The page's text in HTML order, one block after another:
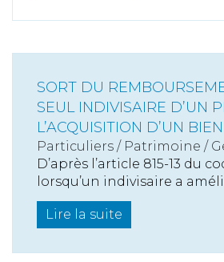
SORT DU
SEUL INDIVISAIRE D’UN
L’ACQUISITION D’UN
Particuliers / Patrimoine /
D’après l’article 815-13 du
lorsqu’un indivisaire a
Lire la suite